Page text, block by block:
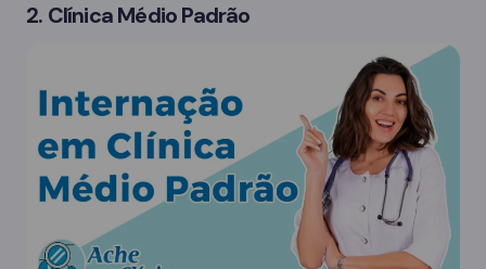
2. Clínica Médio Padrão